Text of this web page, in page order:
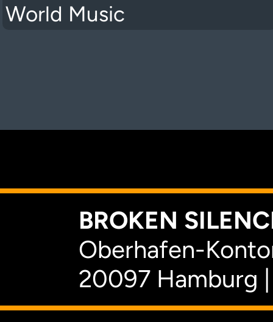
World Music
BROKEN
Oberhafen-
20097 Hamburg